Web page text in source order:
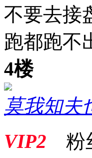
不要去接
跑都跑不
4楼
莫我知夫
VIP2 粉